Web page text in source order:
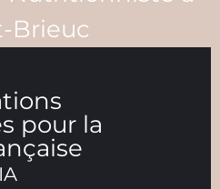
pour la